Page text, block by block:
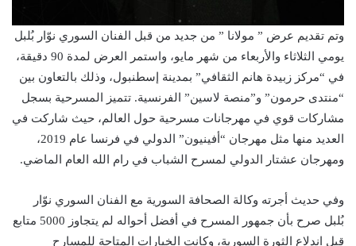
وتم تقديم عرض ” مولانا ” من جديد من قبل الفنان السوري نوّار بُلبل
يومي الثلاثاء والأربعاء من شهر مايو، واستمر العرض لمدة 90 دقيقة،
في “مركز زبيدة هانم الثقافي” بمدينة إسطنبول، وذلك بالتعاون بين
“منتدى حرمون” و”منصة لاسين” الفرنسية. تتميز المسرحية بسجل
مشاركات قوي في مهرجانات مسرحية حول العالم، حيث شاركت في
العديد منها مثل مهرجان “أفينيون” الدولي في فرنسا عام 2019،
ومهرجان عشتار الدولي لمسرح الشباب في رام الله العام الماضي.
وفي حديث أجرته وكالة الصحافة السورية مع الفنان السوري نوّار
بُلبل صرح بأن جمهور المسرح في أفضل أحواله لم يتجاوز 5000 متابع
قبل اندلاع الثورة السورية، وكانت الخيارات المتاحة للمسارح